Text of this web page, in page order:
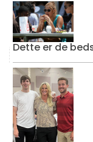
Dette er de